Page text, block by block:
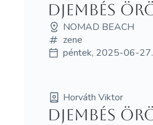
Djembés
NOMAD BEACH
zene
péntek, 2025-06-
Horváth Viktor
Djembés